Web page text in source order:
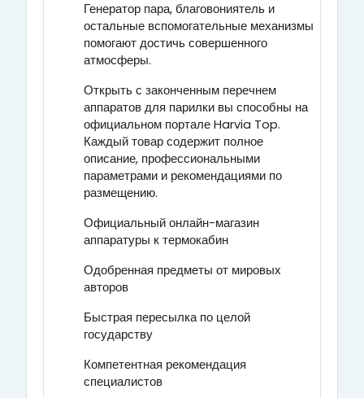
Генератор пара, благовониятель и
остальные вспомогательные механизмы
помогают достичь совершенного
атмосферы.
Открыть с законченным перечнем
аппаратов для парилки вы способны на
официальном портале Harvia Top.
Каждый товар содержит полное
описание, профессиональными
параметрами и рекомендациями по
размещению.
Официальный онлайн-магазин
аппаратуры к термокабин
Одобренная предметы от мировых
авторов
Быстрая пересылка по целой
государству
Компетентная рекомендация
специалистов